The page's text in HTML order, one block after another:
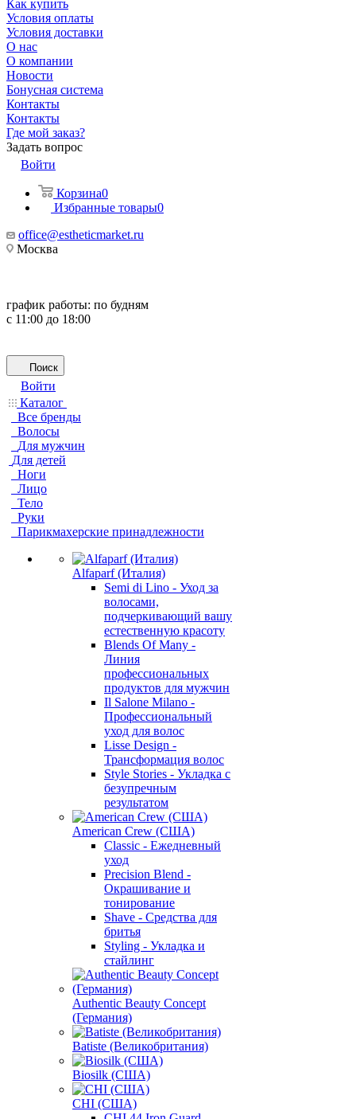
Как купить
Условия оплаты
Условия доставки
О нас
О компании
Новости
Бонусная система
Контакты
Контакты
Где мой заказ?
Задать вопрос
Войти
Корзина0
Избранные товары0
office@estheticmarket.ru
Москва
график работы: по будням
с 11:00 до 18:00
Поиск
Войти
Каталог
Все бренды
Волосы
Для мужчин
Для детей
Ноги
Лицо
Тело
Руки
Парикмахерские принадлежности
Alfaparf (Италия)
Semi di Lino - Уход за
волосами,
подчеркивающий вашу
естественную красоту
Blends Of Many -
Линия
профессиональных
продуктов для мужчин
Il Salone Milano -
Профессиональный
уход для волос
Lisse Design -
Трансформация волос
Style Stories - Укладка с
безупречным
результатом
American Crew (США)
Classic - Ежедневный
уход
Precision Blend -
Окрашивание и
тонирование
Shave - Средства для
бритья
Styling - Укладка и
стайлинг
Authentic Beauty Concept
(Германия)
Batiste (Великобритания)
Biosilk (США)
CHI (США)